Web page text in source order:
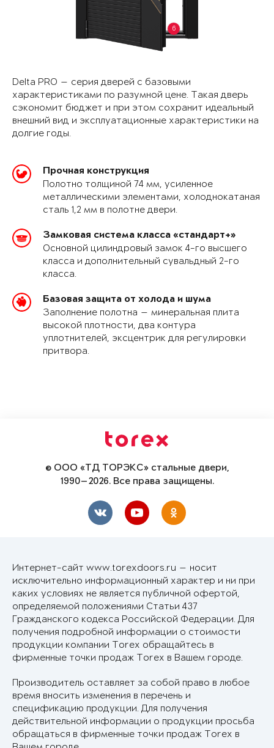
6
Delta PRO — серия дверей с базовыми
характеристиками по разумной цене. Такая дверь
сэкономит бюджет и при этом сохранит идеальный
внешний вид и эксплуатационные характеристики на
долгие годы.
Прочная конструкция
Полотно толщиной 74 мм, усиленное
металлическими элементами, холоднокатаная
сталь 1,2 мм в полотне двери.
Замковая система класса «стандарт+»
Основной цилиндровый замок 4-го высшего
класса и дополнительный сувальдный 2-го
класса.
Базовая защита от холода и шума
Заполнение полотна — минеральная плита
высокой плотности, два контура
уплотнителей, эксцентрик для регулировки
притвора.
© ООО «ТД ТОРЭКС» стальные двери,
1990—2026. Все права защищены.
Интернет-сайт www.torexdoors.ru — носит
исключительно информационный характер и ни при
каких условиях не является публичной офертой,
определяемой положениями Статьи 437
Гражданского кодекса Российской Федерации. Для
получения подробной информации о стоимости
продукции компании Torex обращайтесь в
фирменные точки продаж Torex в Вашем городе.
Производитель оставляет за собой право в любое
время вносить изменения в перечень и
спецификацию продукции. Для получения
действительной информации о продукции просьба
обращаться в фирменные точки продаж Torex в